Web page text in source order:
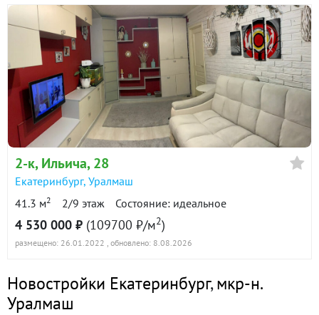
2-к, Ильича, 28
Екатеринбург, Уралмаш
41.3 м2 2/9 этаж Состояние: идеальное
4 530 000 ₽ (109700 ₽/м2)
размещено: 26.01.2022 , обновлено: 8.08.2026
Новостройки Екатеринбург,мкр-н.
Уралмаш